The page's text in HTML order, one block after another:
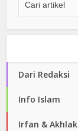
Dari Redaksi
Info Islam
Irfan & Akhlak